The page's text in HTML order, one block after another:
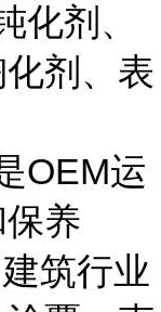
化剂、
剂、表
OEM运
养
筑行业